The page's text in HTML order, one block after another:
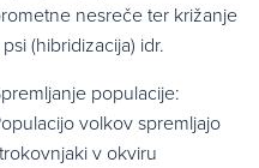
nesreče ter križanje
(hibridizacija) idr.
populacije:
volkov spremljajo
v okviru